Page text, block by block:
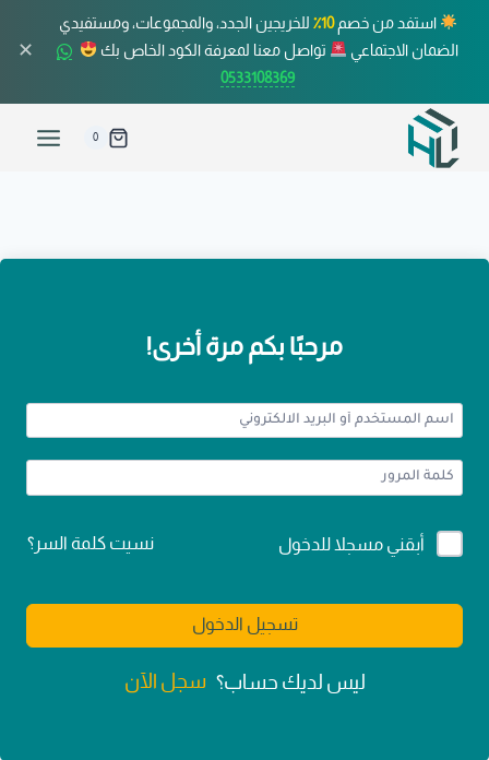
استفد من خصم10٪
للخريجين الجدد، والمجموعات، ومستفيدي
الضمان الاجتماعي
تواصل معنا لمعرفة الكود الخاص بك
0533108369
✕
0
مرحبًا بكم مرة أخرى!
Alternative:
أبقني مسجلا للدخول نسيت كلمة السر؟
تسجيل الدخول
ليس لديك حساب؟ سجل الآن